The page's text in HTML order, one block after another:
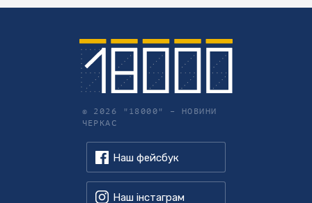
© 2026 "18000" – НОВИНИ
ЧЕРКАС
Наш фейсбук
Наш інстаграм